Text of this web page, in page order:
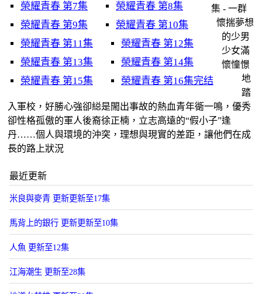
榮耀青春 第7集
榮耀青春 第8集
榮耀青春 第9集
榮耀青春 第10集
榮耀青春 第11集
榮耀青春 第12集
榮耀青春 第13集
榮耀青春 第14集
榮耀青春 第15集
榮耀青春 第16集完结
集 - 一群
懷揣夢想
的少男
少女滿
懷憧憬
地
踏
入軍校，好勝心強卻縂是閙出事故的熱血青年衚一鳴，優秀
卻性格孤傲的軍人後裔徐正楠，立志高遠的“假小子”逢
丹……個人與環境的沖突，理想與現實的差距，讓他們在成
長的路上狀況
最近更新
米良與麥青 更新更新至17集
馬背上的銀行 更新更新至10集
人魚 更新至12集
江海潮生 更新至28集